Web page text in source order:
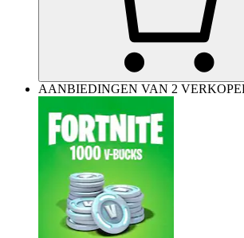
AANBIEDINGEN VAN 2